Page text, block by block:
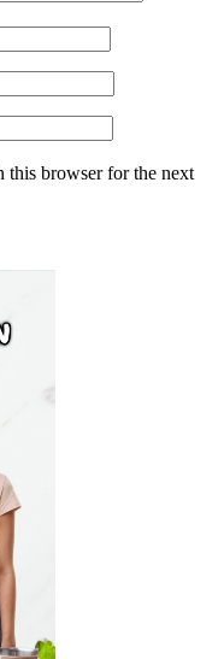
this browser for the next